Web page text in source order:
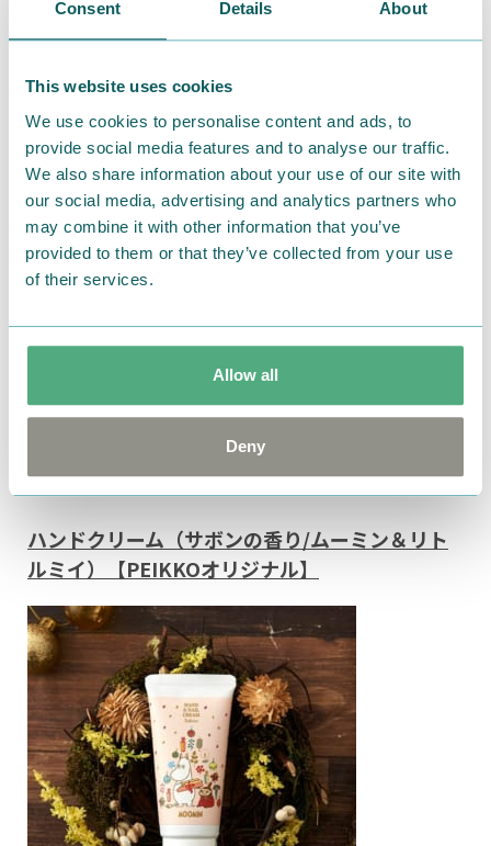
Consent Details About
This website uses cookies
We use cookies to personalise content and ads, to
provide social media features and to analyse our traffic.
We also share information about your use of our site with
our social media, advertising and analytics partners who
may combine it with other information that you’ve
provided to them or that they’ve collected from your use
of their services.
Allow all
Deny
ラーゲン、
ヒアルロン酸Na、（C13,14）イソパラフィン、ポリア
キシエタノール、メチルパラベン
[サイズ]巾着：約H17.5×W16cm
ハンドタオル：約H25×W25cm
ハンドクリーム：約H11.3×W5×D3cm（40g入り）
[生産国]巾着：中国
ハンドタオル、ハンドクリーム：日本
[発売元]ゾーウィー株式会社
さらに、セットに付属のハンドクリームは単品でも販
売中。
ご自身用や、頻繁にハンドクリームを使われる方にも
おすすめです。
ハンドクリーム（サボンの香り/ムーミン＆リト
ルミイ）【PEIKKOオリジナル】